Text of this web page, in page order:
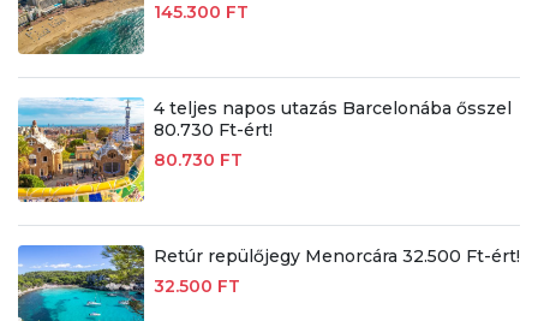
145.300 FT
4 teljes napos utazás Barcelonába ősszel
80.730 Ft-ért!
80.730 FT
Retúr repülőjegy Menorcára 32.500 Ft-ért!
32.500 FT